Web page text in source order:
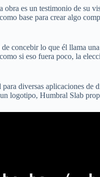
es un testimonio de su
base para crear algo
concebir lo que él llama
si eso fuera poco, la
diversas aplicaciones de
logotipo, Humbral Slab